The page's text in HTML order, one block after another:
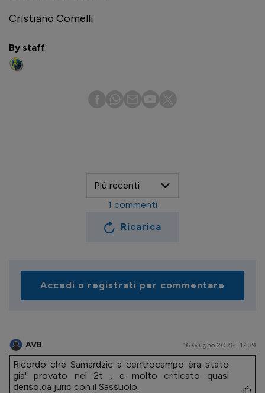
Cristiano Comelli
By staff
Ricarica
1 commenti
Accedi o registrati per commentare
AVB 16 Giugno 2026 | 17.39
Ricordo che Samardzic a centrocampo èra stato
gia' provato nel 2t , e molto criticato quasi
deriso,da juric con il Sassuolo.